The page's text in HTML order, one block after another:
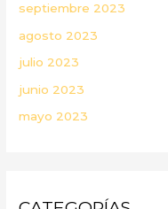
septiembre 2023
agosto 2023
julio 2023
junio 2023
mayo 2023